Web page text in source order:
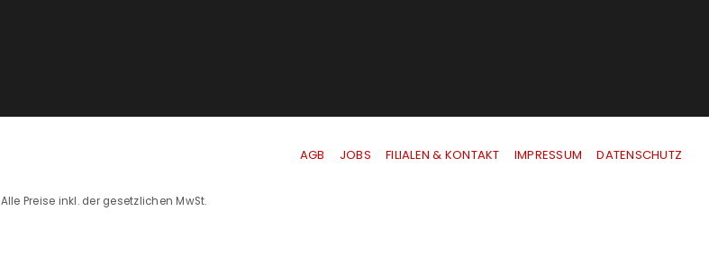
AGB JOBS FILIALEN & KONTAKT IMPRESSUM |DATENSCHUTZ
Alle Preise inkl. der gesetzlichen MwSt.